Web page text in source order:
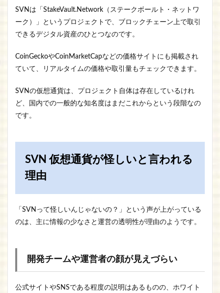
SVNは「StakeVault.Network（ステークボールト・ネットワ
ーク）」というプロジェクトで、ブロックチェーン上で取引
できるデジタル資産のひとつなのです。
CoinGeckoやCoinMarketCapなどの価格サイトにも掲載され
ていて、リアルタイムの価格や取引量もチェックできます。
SVNの仮想通貨は、プロジェクト自体は存在しているけれ
ど、国内での一般的な知名度はまだこれからという段階なの
です。
SVN 仮想通貨が怪しいと言われる
理由
「SVNって怪しいんじゃないの？」という声が上がっている
のは、主に情報の少なさと運営の透明性が理由のようです。
開発チームや運営者の顔が見えづらい
公式サイトやSNSである程度の説明はあるものの、ホワイト